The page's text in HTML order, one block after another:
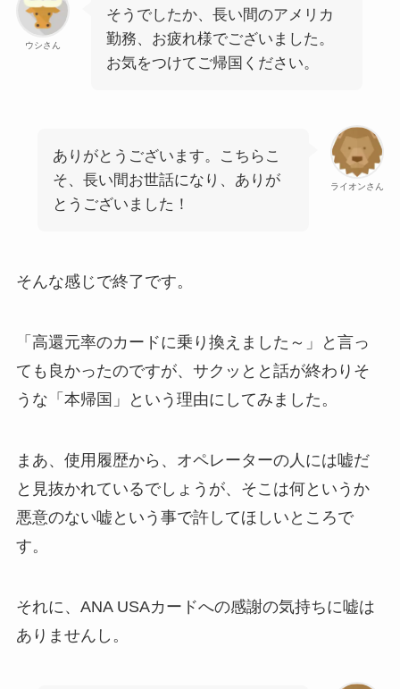
ウシさん
そうでしたか、長い間のアメリカ
勤務、お疲れ様でございました。
お気をつけてご帰国ください。
ライオンさん
ありがとうございます。こちらこ
そ、長い間お世話になり、ありが
とうございました！
そんな感じで終了です。
「高還元率のカードに乗り換えました～」と言っ
ても良かったのですが、サクッとと話が終わりそ
うな「本帰国」という理由にしてみました。
まあ、使用履歴から、オペレーターの人には嘘だ
と見抜かれているでしょうが、そこは何というか
悪意のない嘘という事で許してほしいところで
す。
それに、ANA USAカードへの感謝の気持ちに嘘は
ありませんし。